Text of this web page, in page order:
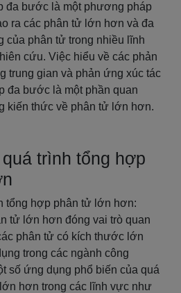
đa bước là một phương pháp
ra các phân tử lớn hơn và đa
của phân tử trong nhiều lĩnh
cứu. Việc hiểu về các phản
trung gian và phản ứng xúc tác
đa bước là một phần quan
kiến thức về phân tử lớn hơn.
trình tổng hợp
tổng hợp phân tử lớn hơn:
tử lớn hơn đóng vai trò quan
phân tử có kích thước lớn
trong các ngành công
số ứng dụng phổ biến của quá
hơn trong các lĩnh vực như